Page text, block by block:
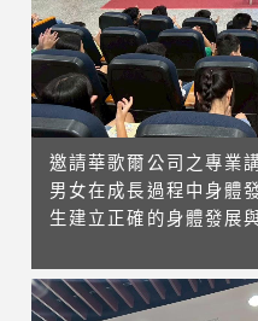
邀請華歌爾公司之專業
男女在成長過程中身體
生建立正確的身體發展